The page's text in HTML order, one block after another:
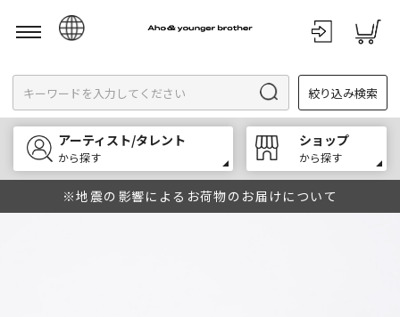
English
한국어
中文
絞り込み検索
アーティスト/タレント
から探す
ショップ
から探す
※地震の影響によるお荷物のお届けについて